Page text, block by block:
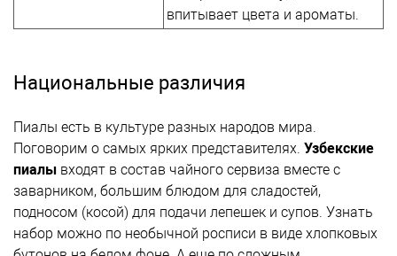
впитывает цвета и ароматы.
Национальные различия
Пиалы есть в культуре разных народов мира.
Поговорим о самых ярких представителях. Узбекские
пиалы входят в состав чайного сервиза вместе с
заварником, большим блюдом для сладостей,
подносом (косой) для подачи лепешек и супов. Узнать
набор можно по необычной росписи в виде хлопковых